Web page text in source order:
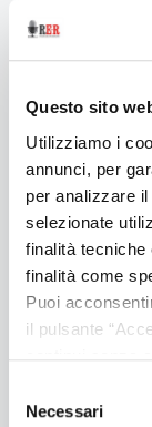
Questo sito
Utilizziamo i
annunci, per
per analizzare
selezionate
finalità tecniche
finalità come
Puoi
il pulsante
delNecessari
Sociale e
Intervista al
18 Settembre 2012